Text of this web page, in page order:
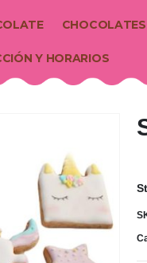
CHOCOLATES
Y HORARIOS